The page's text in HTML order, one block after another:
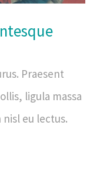
Praesent
ligula massa
eu lectus.